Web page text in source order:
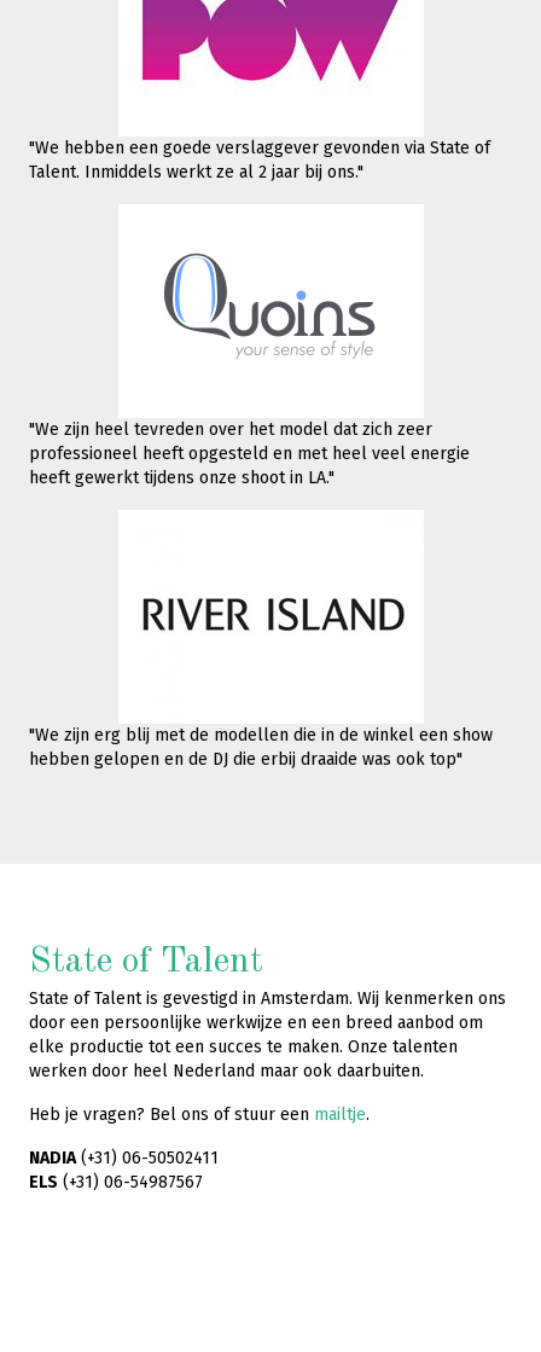
"We hebben een goede verslaggever gevonden via State of
Talent. Inmiddels werktze al 2 jaar bij ons."
"We zijn heel tevreden over het model dat zich zeer
professioneel heeft opgesteld en met heel veel energie
heeft gewerkt tijdens onze shoot in LA."
"We zijn erg blij met de modellen die in de winkel een show
hebben gelopen en de DJ die erbij draaide was ook top"
State of Talent
State of Talent is gevestigd in Amsterdam. Wij kenmerken ons
door een persoonlijke werkwijze en een breed aanbod om
elke productie tot een succes te maken. Onze talenten
werken door heel Nederland maar ook daarbuiten.
Heb je vragen? Bel ons of stuur een mailtje.
NADIA(+31) 06-50502411
ELS (+31) 06-54987567